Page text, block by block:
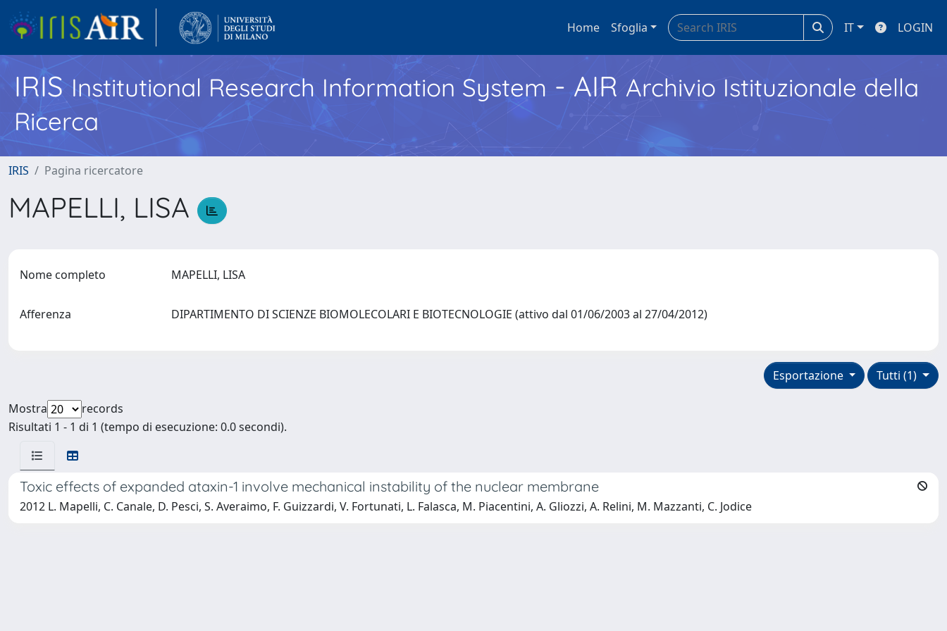
Home Sfoglia IT LOGIN
IRISInstitutional Research Information System - AIR Archivio Istituzionale della
Ricerca
IRIS Pagina ricercatore
MAPELLI, LISA
Nome completo MAPELLI, LISA
Afferenza DIPARTIMENTO DI SCIENZE BIOMOLECOLARI E BIOTECNOLOGIE (attivo dal 01/06/2003 al 27/04/2012)
Tutti (1)
Esportazione
Mostra
records
Risultati 1 - 1 di 1 (tempo di esecuzione: 0.0 secondi).
Toxic effects of expanded ataxin-1 involve mechanical instability of the nuclear membrane
2012 L. Mapelli, C. Canale, D. Pesci, S. Averaimo, F. Guizzardi, V. Fortunati, L. Falasca, M. Piacentini, A. Gliozzi, A. Relini, M. Mazzanti, C. Jodice